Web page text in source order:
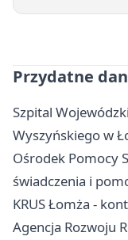
Przydatne
Szpital
Wyszyńskiego w
Ośrodek Pomocy
świadczenia i
KRUS Łomża -
Agencja Rozwoju